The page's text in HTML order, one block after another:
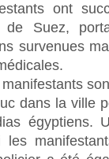
ont
de Suez,
survenues
dans la ville
égyptiens.
les